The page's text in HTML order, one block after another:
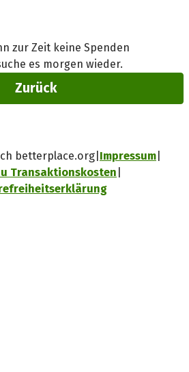
zur Zeit keine Spenden
es morgen wieder.
Zurück
betterplace.org Impressum
Transaktionskosten